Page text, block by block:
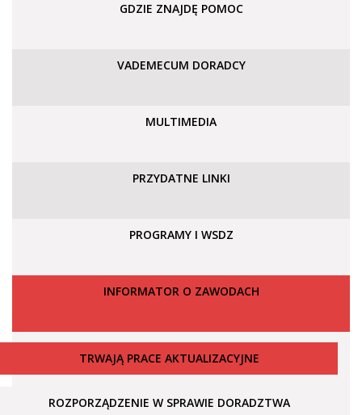
GDZIE ZNAJDĘ POMOC
VADEMECUM DORADCY
MULTIMEDIA
PRZYDATNE LINKI
PROGRAMY I WSDZ
INFORMATOR O ZAWODACH
TRWAJĄ PRACE AKTUALIZACYJNE
ROZPORZĄDZENIE W SPRAWIE DORADZTWA